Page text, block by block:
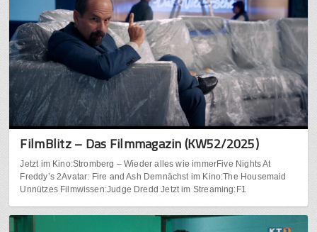
FilmBlitz – Das Filmmagazin (KW52/2025)
Jetzt im Kino:Stromberg – Wieder alles wie immerFive Nights At
Freddy’s 2Avatar: Fire and Ash Demnächst im Kino:The Housemaid
Unnützes Filmwissen:Judge Dredd Jetzt im Streaming:F1